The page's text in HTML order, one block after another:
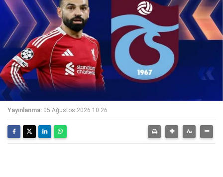
Yayınlanma: 05 Ağustos 2026 10:26